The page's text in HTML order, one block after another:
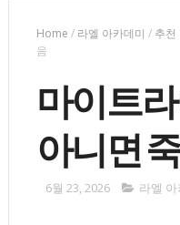
Home / 라엘 아카데미 / 추천
음
마이트
아니면
6월 23, 2026 라엘